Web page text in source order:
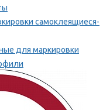
самоклеящиеся-
для маркировки